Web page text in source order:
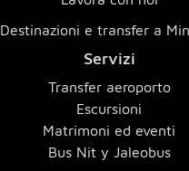
Destinazioni e transfer a
Servizi
Transfer aeroporto
Escursioni
Matrimoni ed eventi
Bus Nit y Jaleobus